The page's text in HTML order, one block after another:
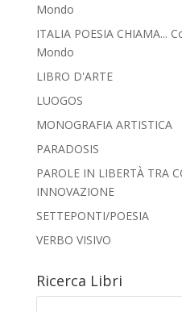
Mondo
ITALIA POESIA CHIAMA...
Mondo
LIBRO D'ARTE
LUOGOS
MONOGRAFIA ARTISTICA
PARADOSIS
PAROLE IN LIBERTÀ TRA
INNOVAZIONE
SETTEPONTI/POESIA
VERBO VISIVO
Ricerca Libri